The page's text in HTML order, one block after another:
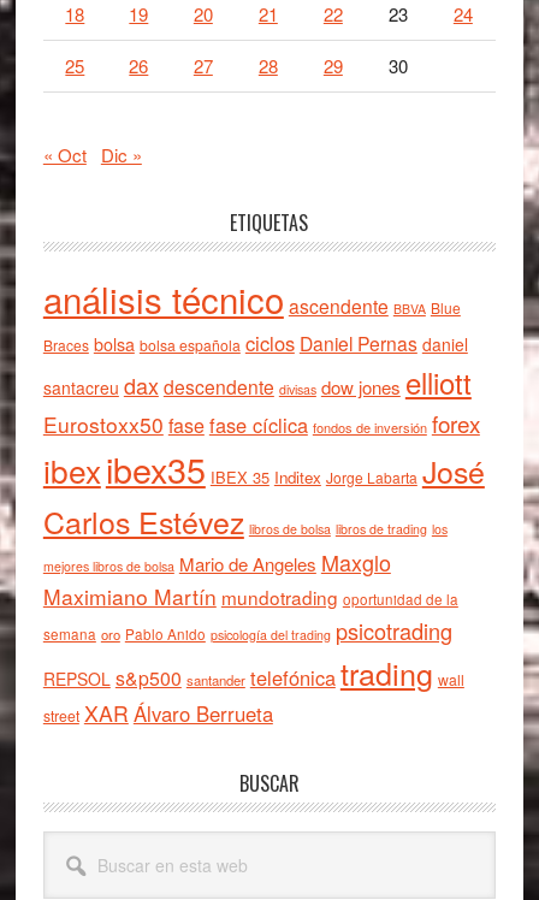
18 19 20 21 22 23 24
25 26 27 28 29 30
« Oct Dic »
ETIQUETAS
análisis técnico ascendente BBVA Blue
Braces bolsa bolsa española ciclos Daniel Pernas daniel
santacreu daxdescendente divisas dow jones elliott
Eurostoxx50 fasefase cíclica fondos de inversión forex
ibexibex35 IBEX 35 Inditex Jorge Labarta José
Carlos Estévez libros de bolsa libros de trading los
mejores libros de bolsa Mario de Angeles Maxglo
Maximiano Martín mundotrading oportunidad de la
semana oro Pablo Anido psicología del trading psicotrading
REPSOL s&p500 santander telefónicatrading wall
street XAR Álvaro Berrueta
BUSCAR